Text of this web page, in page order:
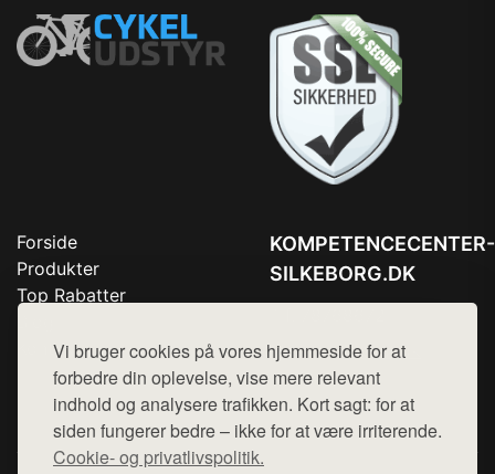
Vi bruger cookies på vores hjemmeside for at
forbedre din oplevelse, vise mere relevant
indhold og analysere trafikken. Kort sagt: for at
siden fungerer bedre – ikke for at være irriterende.
Cookie- og privatlivspolitik.
Forside
Produkter
Top Rabatter
Kontakt
KOMPETENCECENTER-
SILKEBORG.DK
Mail:hej@want.dk
Cookie- og privatlivspolitik